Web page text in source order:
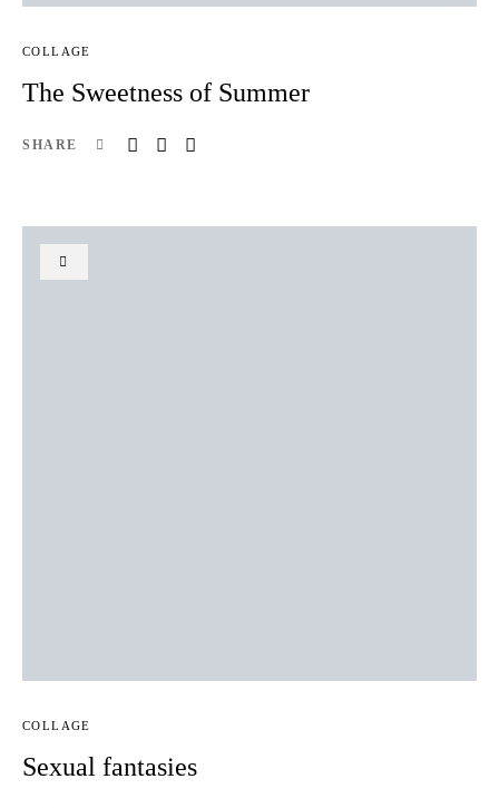
COLLAGE
The Sweetness of Summer
SHARE
COLLAGE
Sexual fantasies